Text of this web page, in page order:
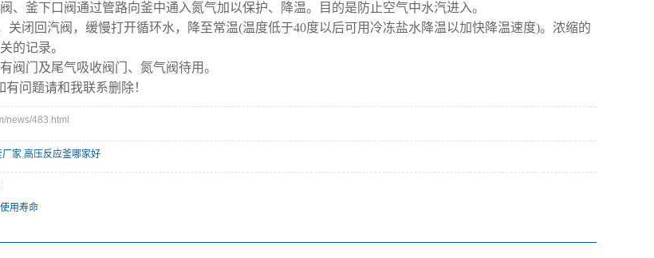
、釜下口阀通过管路向釜中通入氮气加以保护、降温。目的是防止空气中水汽进入。
关闭回汽阀，缓慢打开循环水，降至常温(温度低于40度以后可用冷冻盐水降温以加快降温速度)。浓缩的
的记录。
阀门及尾气吸收阀门、氮气阀待用。
问题请和我联系删除！
news/483.html
厂家,高压反应釜哪家好
用寿命